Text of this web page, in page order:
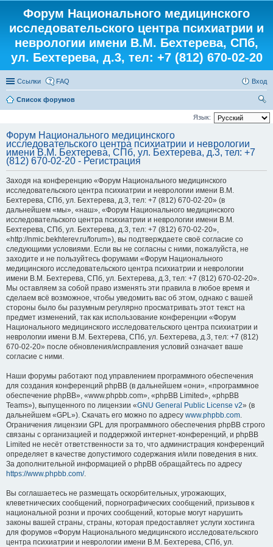
Форум Национального медицинского
исследовательского центра психиатрии и
неврологии имени В.М. Бехтерева, СПб,
ул. Бехтерева, д.3, тел: +7 (812) 670-02-20
Ссылки FAQ Вход
Список форумов
ои
Язык:
Форум Национального медицинского
исследовательского центра психиатрии и неврологии
имени В.М. Бехтерева, СПб, ул. Бехтерева, д.3, тел: +7
(812) 670-02-20 - Регистрация
Заходя на конференцию «Форум Национального медицинского
исследовательского центра психиатрии и неврологии имени В.М.
Бехтерева, СПб, ул. Бехтерева, д.3, тел: +7 (812) 670-02-20» (в
дальнейшем «мы», «наш», «Форум Национального медицинского
исследовательского центра психиатрии и неврологии имени В.М.
Бехтерева, СПб, ул. Бехтерева, д.3, тел: +7 (812) 670-02-20»,
«http://nmic.bekhterev.ru/forum»), вы подтверждаете своё согласие со
следующими условиями. Если вы не согласны с ними, пожалуйста, не
заходите и не пользуйтесь форумами «Форум Национального
медицинского исследовательского центра психиатрии и неврологии
имени В.М. Бехтерева, СПб, ул. Бехтерева, д.3, тел: +7 (812) 670-02-20».
Мы оставляем за собой право изменять эти правила в любое время и
сделаем всё возможное, чтобы уведомить вас об этом, однако с вашей
стороны было бы разумным регулярно просматривать этот текст на
предмет изменений, так как использование конференции «Форум
Национального медицинского исследовательского центра психиатрии и
неврологии имени В.М. Бехтерева, СПб, ул. Бехтерева, д.3, тел: +7 (812)
670-02-20» после обновления/исправления условий означает ваше
согласие с ними.
Наши форумы работают под управлением программного обеспечения
для создания конференций phpBB (в дальнейшем «они», «программное
обеспечение phpBB», «www.phpbb.com», «phpBB Limited», «phpBB
Teams»), выпущенного по лицензии «GNU General Public License v2» (в
дальнейшем «GPL»). Скачать его можно по адресу www.phpbb.com.
Ограничения лицензии GPL для программного обеспечения phpBB строго
связаны с организацией и поддержкой интернет-конференций, и phpBB
Limited не несёт ответственности за то, что администрация конференций
определяет в качестве допустимого содержания и/или поведения в них.
За дополнительной информацией о phpBB обращайтесь по адресу
https://www.phpbb.com/.
Вы соглашаетесь не размещать оскорбительных, угрожающих,
клеветнических сообщений, порнографических сообщений, призывов к
национальной розни и прочих сообщений, которые могут нарушить
законы вашей страны, страны, которая предоставляет услуги хостинга
для форумов «Форум Национального медицинского исследовательского
центра психиатрии и неврологии имени В.М. Бехтерева, СПб, ул.